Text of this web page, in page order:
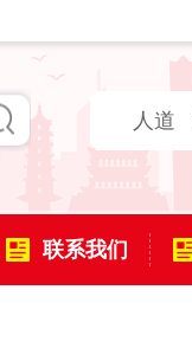
人道
联系我们